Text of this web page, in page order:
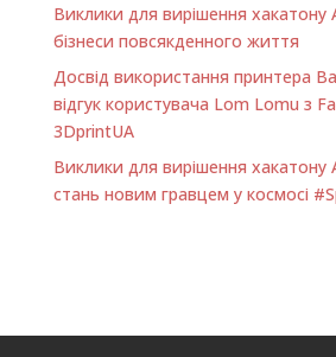
Виклики для вирішення хакатону
бізнеси повсякденного життя
Досвід використання принтера
відгук користувача Lom Lomu з
3DprintUA
Виклики для вирішення хакатону
стань новим гравцем у космосі